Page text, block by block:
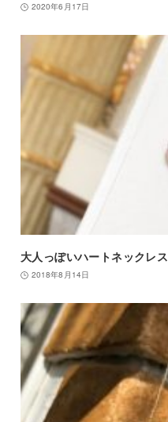
2020年6月17日
大人っぽいハートネックレス
2018年8月14日